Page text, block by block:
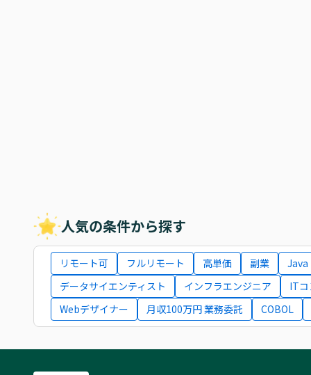
人気の条件から探す
リモート可 フルリモート 高単価 副業
Java
データサイエンティスト
インフラエンジニア
IT
Webデザイナー
月収100万円 業務委託 COBOL